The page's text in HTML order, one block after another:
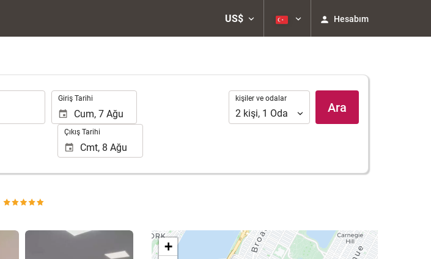
US$ Hesabım
Giriş Tarihi
Çıkış Tarihi
kişiler
ve
odalar
kişiler ve odalar
2 kişi, 1 Oda Ara
24 fotoğrafı gör
+